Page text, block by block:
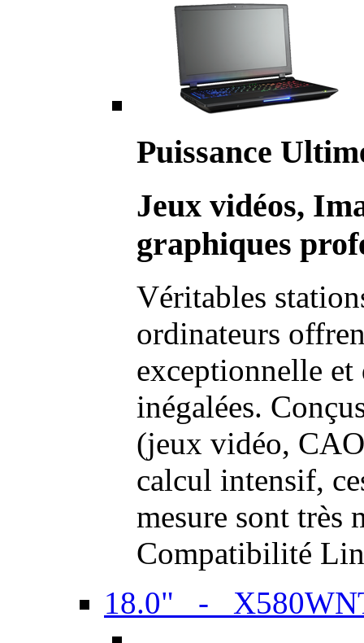
Puissance
Jeux vidéos,
graphiques
Véritables
ordinateurs
exceptionnelle et
inégalées.
(jeux vidéo,
calcul intensif,
mesure sont très
Compatibilité
18.0" -